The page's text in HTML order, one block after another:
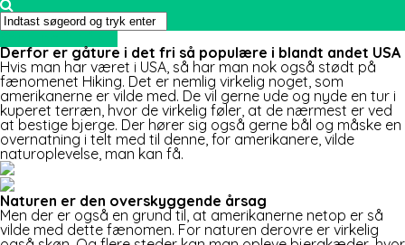
Derfor er gåture i det fri så populære i blandt andet USA
Hvis man har været i USA, så har man nok også stødt på
fænomenet Hiking. Det er nemlig virkelig noget, som
amerikanerne er vilde med. De vil gerne ude og nyde en tur i
kuperet terræn, hvor de virkelig føler, at de nærmest er ved
at bestige bjerge. Der hører sig også gerne bål og måske en
overnatning i telt med til denne, for amerikanere, vilde
naturoplevelse, man kan få.
Naturen er den overskyggende årsag
Men der er også en grund til, at amerikanerne netop er så
vilde med dette fænomen. For naturen derovre er virkelig